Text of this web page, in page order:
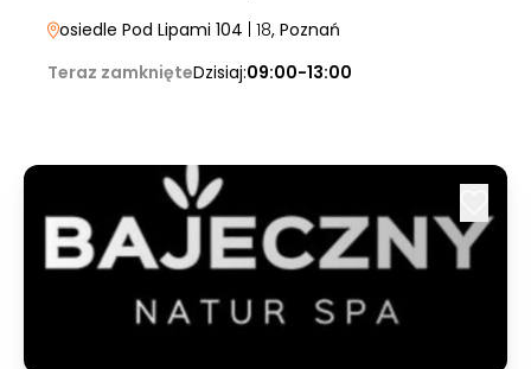
osiedle Pod Lipami 104 | 18, Poznań
Teraz zamknięteDzisiaj:09:00-13:00